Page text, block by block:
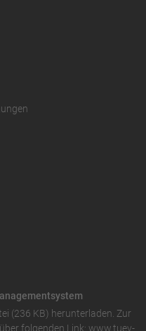
(236 KB) herunterladen. Zur
folgenden Link: www.tuev-